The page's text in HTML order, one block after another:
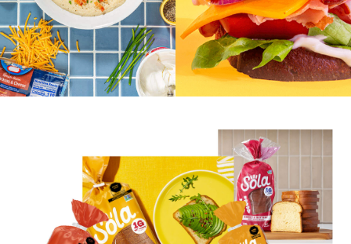
Eritritol